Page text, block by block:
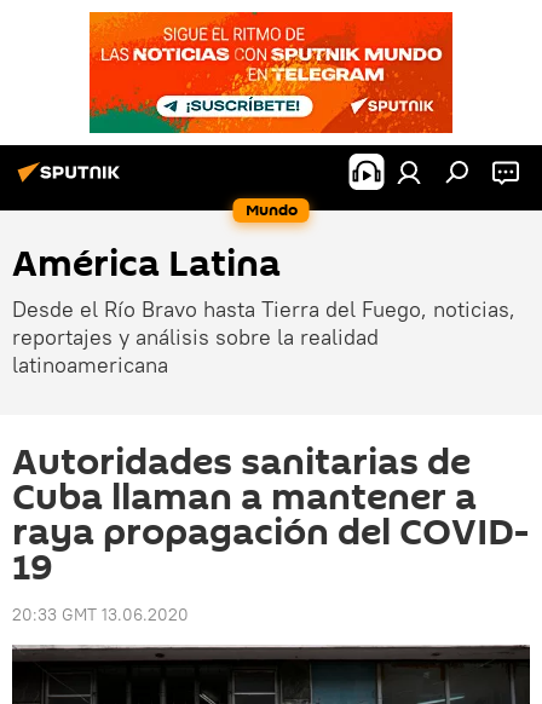
Mundo
América Latina
Desde el Río Bravo hasta Tierra del Fuego, noticias,
reportajes y análisis sobre la realidad
latinoamericana
Autoridades sanitarias de
Cuba llaman a mantener a
raya propagación del COVID-
19
20:33 GMT 13.06.2020